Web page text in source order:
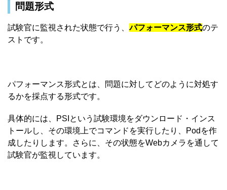
問題形式
試験官に監視された状態で行う、パフォーマンス形式のテ
ストです。
パフォーマンス形式とは、問題に対してどのように対処す
るかを採点する形式です。
具体的には、PSIという試験環境をダウンロード・インス
トールし、その環境上でコマンドを実行したり、Podを作
成したりします。さらに、その状態をWebカメラを通して
試験官が監視しています。